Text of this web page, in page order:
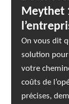
Meythet
On vous dit
solution
votre
coûts de
précises,